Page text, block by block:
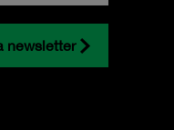
newsletter